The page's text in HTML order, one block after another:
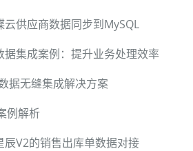
供应商数据同步到MySQL
据集成案例：提升业务处理效率
据无缝集成解决方案
例解析
V2的销售出库单数据对接